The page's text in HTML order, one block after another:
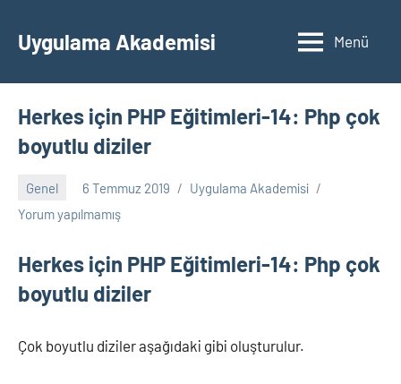
geçUygulama Akademisi Menü
Herkes için PHP Eğitimleri-14: Php çok
boyutlu diziler
Genel 6 Temmuz 2019
Uygulama Akademisi
Yorum yapılmamış
Herkes için PHP Eğitimleri-14: Php çok
boyutlu diziler
Çok boyutlu diziler aşağıdaki gibi oluşturulur.